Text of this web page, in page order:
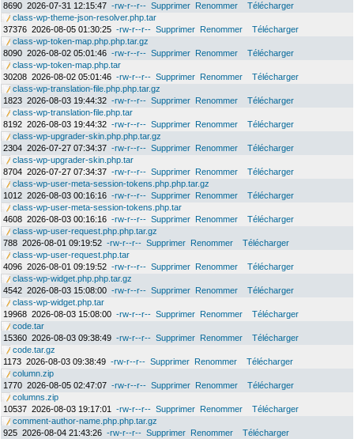
8690 2026-07-31 12:15:47 -rw-r--r-- Supprimer Renommer
Télécharger
class-wp-theme-json-resolver.php.tar
37376 2026-08-05 01:30:25 -rw-r--r-- Supprimer Renommer
Télécharger
class-wp-token-map.php.php.tar.gz
8090 2026-08-02 05:01:46 -rw-r--r-- Supprimer Renommer
Télécharger
class-wp-token-map.php.tar
30208 2026-08-02 05:01:46 -rw-r--r-- Supprimer Renommer
Télécharger
class-wp-translation-file.php.php.tar.gz
1823 2026-08-03 19:44:32 -rw-r--r-- Supprimer Renommer
Télécharger
class-wp-translation-file.php.tar
8192 2026-08-03 19:44:32 -rw-r--r-- Supprimer Renommer
Télécharger
class-wp-upgrader-skin.php.php.tar.gz
2304 2026-07-27 07:34:37 -rw-r--r-- Supprimer Renommer
Télécharger
class-wp-upgrader-skin.php.tar
8704 2026-07-27 07:34:37 -rw-r--r-- Supprimer Renommer
Télécharger
class-wp-user-meta-session-tokens.php.php.tar.gz
1012 2026-08-03 00:16:16 -rw-r--r-- Supprimer Renommer
Télécharger
class-wp-user-meta-session-tokens.php.tar
4608 2026-08-03 00:16:16 -rw-r--r-- Supprimer Renommer
Télécharger
class-wp-user-request.php.php.tar.gz
788 2026-08-01 09:19:52 -rw-r--r-- Supprimer Renommer
Télécharger
class-wp-user-request.php.tar
4096 2026-08-01 09:19:52 -rw-r--r-- Supprimer Renommer
Télécharger
class-wp-widget.php.php.tar.gz
4542 2026-08-03 15:08:00 -rw-r--r-- Supprimer Renommer
Télécharger
class-wp-widget.php.tar
19968 2026-08-03 15:08:00 -rw-r--r-- Supprimer Renommer
Télécharger
code.tar
15360 2026-08-03 09:38:49 -rw-r--r-- Supprimer Renommer
Télécharger
code.tar.gz
1173 2026-08-03 09:38:49 -rw-r--r-- Supprimer Renommer
Télécharger
column.zip
1770 2026-08-05 02:47:07 -rw-r--r-- Supprimer Renommer
Télécharger
columns.zip
10537 2026-08-03 19:17:01 -rw-r--r-- Supprimer Renommer
Télécharger
comment-author-name.php.php.tar.gz
925 2026-08-04 21:43:26 -rw-r--r-- Supprimer Renommer
Télécharger